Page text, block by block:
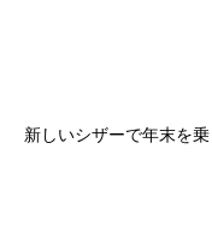
新しいシザーで年末を